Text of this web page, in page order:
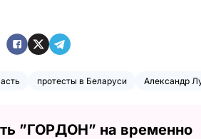
протесты в Беларуси Александр
”ГОРДОН” на временно